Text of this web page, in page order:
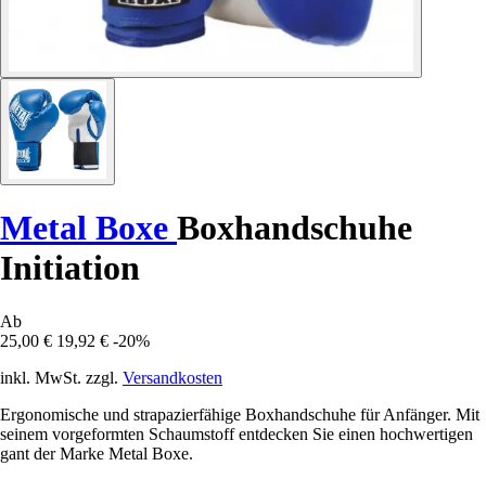
Metal Boxe Boxhandschuhe
Initiation
Ab
25,00 € 19,92 € -20%
inkl. MwSt. zzgl. Versandkosten
Ergonomische und strapazierfähige Boxhandschuhe für Anfänger. Mit
seinem vorgeformten Schaumstoff entdecken Sie einen hochwertigen
gant der Marke Metal Boxe.